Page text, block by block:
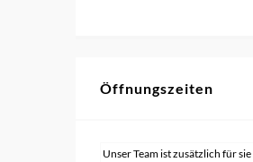
Öffnungszeiten
Unser Team ist zusätzlich für sie